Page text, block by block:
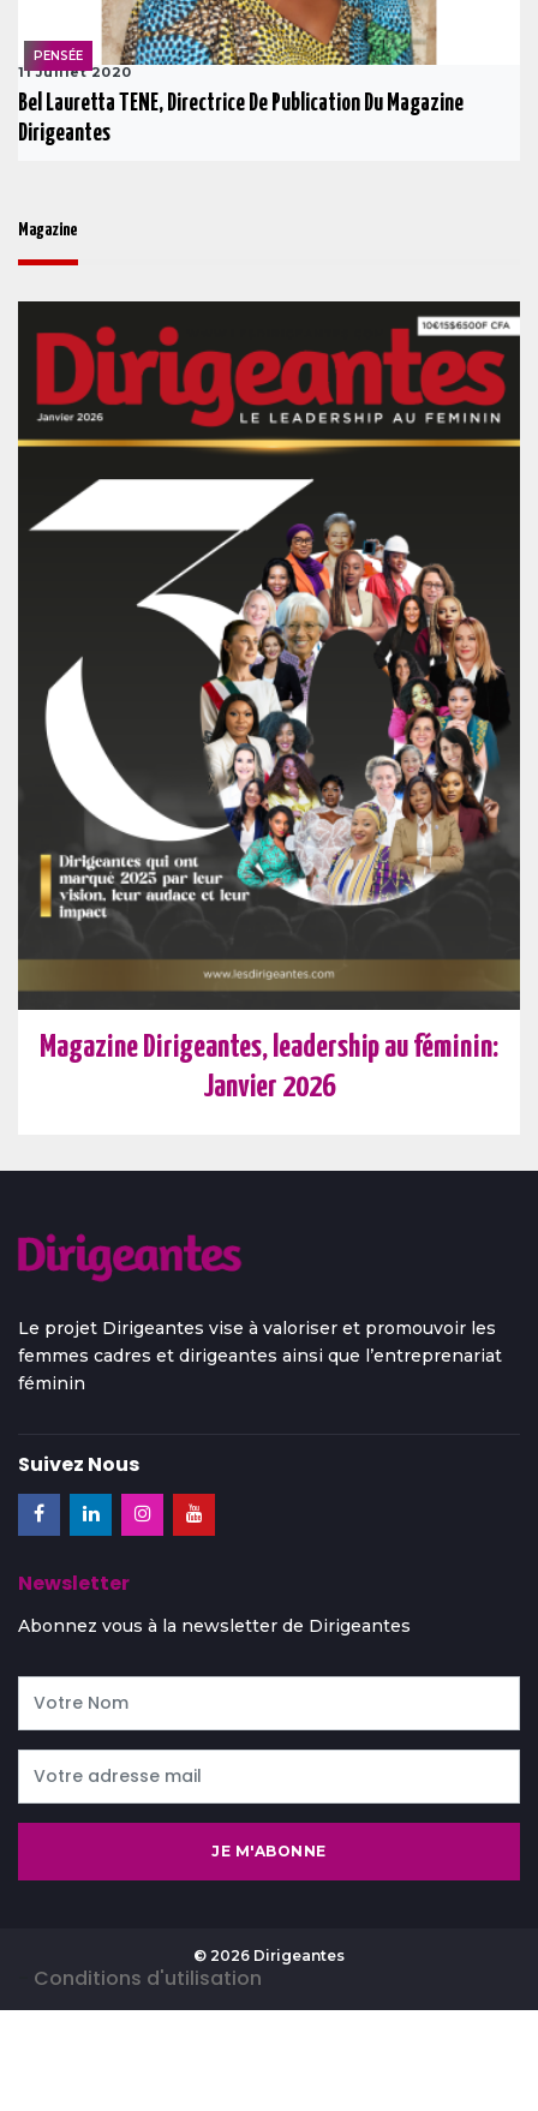
PENSÉE
11 Juillet 2020
Bel Lauretta TENE, Directrice De Publication Du Magazine
Dirigeantes
Magazine
Magazine Dirigeantes, leadership au féminin:
Janvier 2026
Le projet Dirigeantes vise à valoriser et promouvoir les
femmes cadres et dirigeantes ainsi que l’entreprenariat
féminin
Suivez Nous
Newsletter
Abonnez vous à la newsletter de Dirigeantes
JE M'ABONNE
© 2026 Dirigeantes
Conditions d'utilisation